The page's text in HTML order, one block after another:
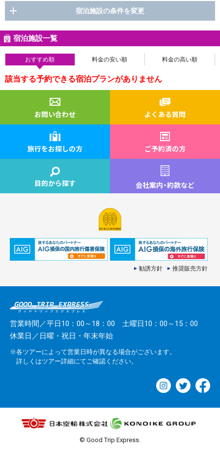
宿泊施設の条件を変更
宿泊施設一覧
おすすめ順 料金の安い順 料金の高い順
該当する予約できる宿泊プランがありません
お問い合わせ よくある質問
旅行をお探しの方 ご予約済の方
目的から探す 会社案内・約款など
勧誘方針 推奨販売方針
営業時間／平日10：00～18：00 土曜日10：00～15：00
休業日／日曜・祝日・年末年始
※各ツアーによって営業日時が異なる場合がございます。
詳しくはツアー詳細にてご確認ください。
© Good Trip Express.